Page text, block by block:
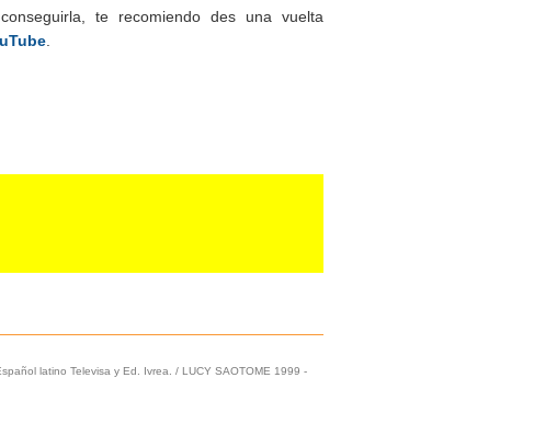
te recomiendo des una vuelta
latino Televisa y Ed. Ivrea. / LUCY SAOTOME 1999 -